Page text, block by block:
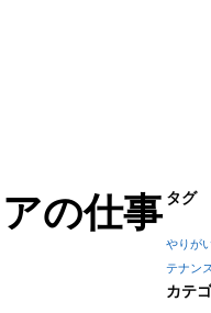
の仕事 タグ
やりが
テナンス
カテ